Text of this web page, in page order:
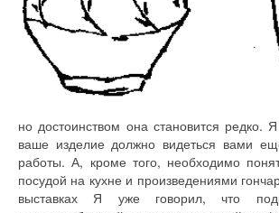
но достоинством она становится редко. Я
ваше изделие должно видеться вами
работы. А, кроме того, необходимо
посудой на кухне и произведениями
выставках Я уже говорил, что